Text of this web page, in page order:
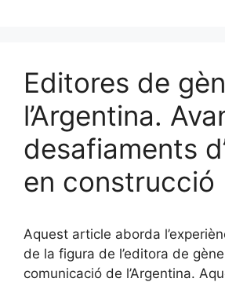
Editores de
l’Argentina.
desafiaments
en construcció
Aquest article aborda
de la figura de l’editora de
comunicació de l’Argentina.